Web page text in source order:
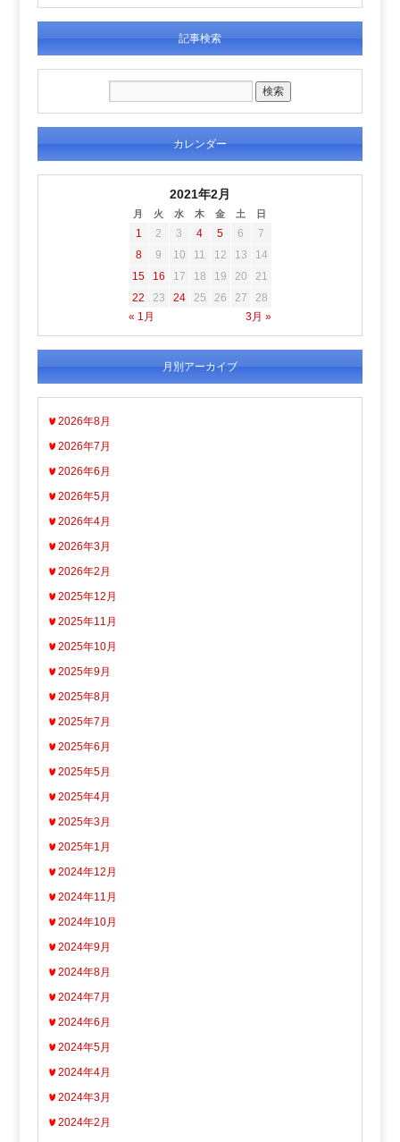
記事検索
カレンダー
2021年2月
月 火 水 木 金 土 日
« 1月 3月 »
1 2 3 4 5 6
7
8
9 10 11 12 13
14
15
16 17 18 19 20
21
22
23 24 25 26 27 28
月別アーカイブ
2026年8月
2026年7月
2026年6月
2026年5月
2026年4月
2026年3月
2026年2月
2025年12月
2025年11月
2025年10月
2025年9月
2025年8月
2025年7月
2025年6月
2025年5月
2025年4月
2025年3月
2025年1月
2024年12月
2024年11月
2024年10月
2024年9月
2024年8月
2024年7月
2024年6月
2024年5月
2024年4月
2024年3月
2024年2月